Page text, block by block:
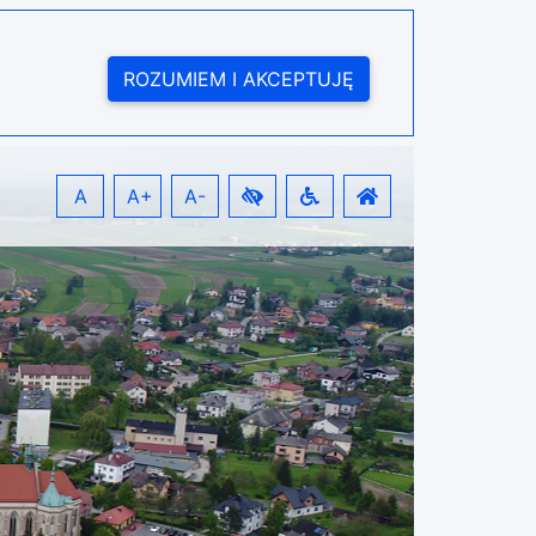
ROZUMIEM I AKCEPTUJĘ
A A+ A-